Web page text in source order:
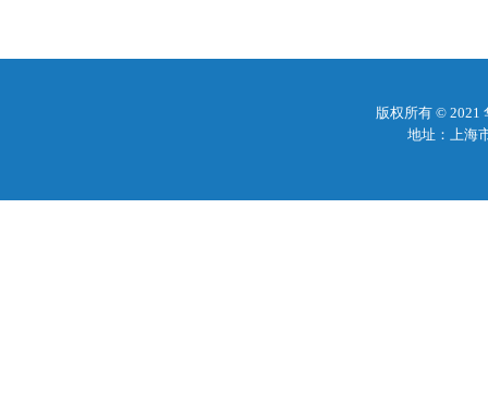
版权所有 ©
地址：上海